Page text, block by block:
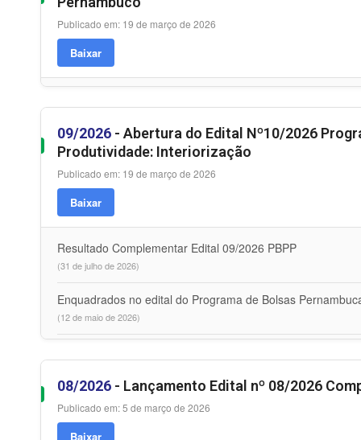
Publicado em: 19 de março de 2026
Baixar
09/2026 - Abertura do Edital Nº10/2026
Produtividade: Interiorização
Publicado em: 19 de março de 2026
Baixar
Resultado Complementar Edital 09/2026 PBPP
(31 de julho de 2026)
Enquadrados no edital do Programa de Bolsas
(12 de maio de 2026)
08/2026 - Lançamento Edital nº 08/2026
Publicado em: 5 de março de 2026
Baixar